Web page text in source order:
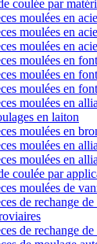
coulée par
moulées en
moulées en
moulées en
moulées en
moulées en
moulées en
moulées en
en laiton
moulées en
moulées en
moulées en
coulée par
moulées de
de rechange
de rechange